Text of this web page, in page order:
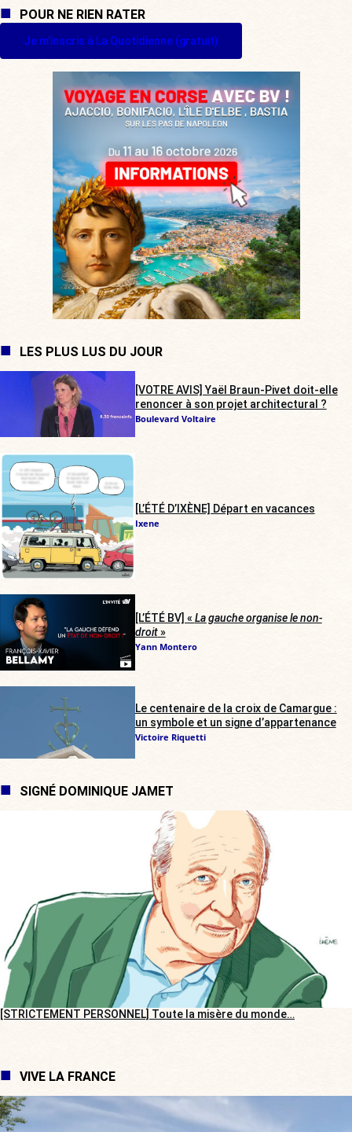
POUR NE RIEN RATER
Je m'inscris à La Quotidienne (gratuit)
LES PLUS LUS DU JOUR
[VOTRE AVIS] Yaël Braun-Pivet doit-elle
renoncer à son projet architectural ?
Boulevard Voltaire
[L’ÉTÉ D’IXÈNE] Départ en vacances
Ixene
[L’ÉTÉ BV] « La gauche organise le non-
droit»
Yann Montero
Le centenaire de la croix de Camargue :
un symbole et un signe d’appartenance
Victoire Riquetti
SIGNÉ DOMINIQUE JAMET
[STRICTEMENT PERSONNEL] Toute la misère du monde…
VIVE LA FRANCE